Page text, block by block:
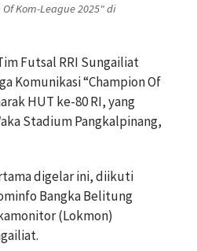
Kom-League 2025" di
Futsal RRI Sungailiat
Komunikasi “Champion Of
HUT ke-80 RI, yang
Stadium Pangkalpinang,
digelar ini, diikuti
Bangka Belitung
(Lokmon)